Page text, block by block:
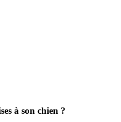
à son chien ?